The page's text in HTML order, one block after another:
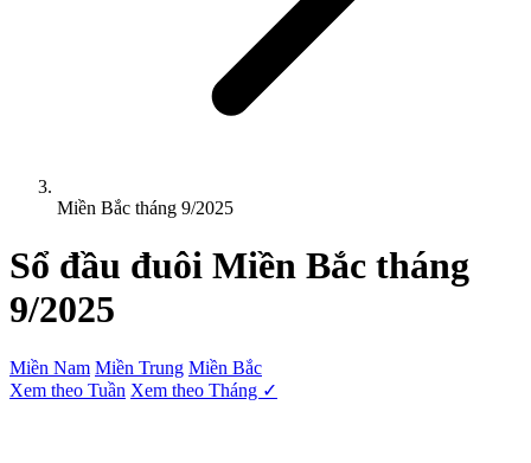
Miền Bắc tháng 9/2025
Sổ đầu đuôi Miền Bắc tháng
9/2025
Miền Nam Miền Trung Miền Bắc
Xem theo Tuần Xem theo Tháng ✓